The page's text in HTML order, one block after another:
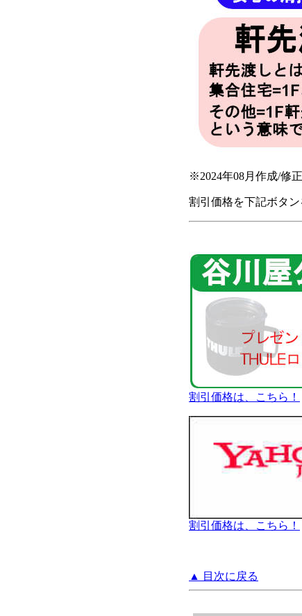
※2024年08月作成/修
割引価格を下記ボタ
割引価格は、こちら！
割引価格は、こちら！
▲ 目次に戻る